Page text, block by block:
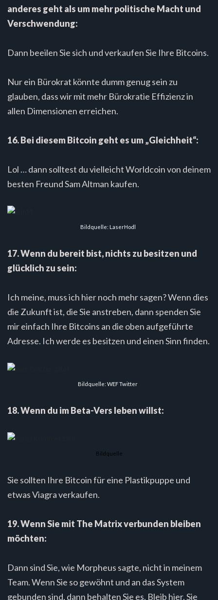
anderes geht als um mehr politische Macht und
Verschwendung:
Dann beeilen Sie sich und verkaufen Sie Ihre Bitcoins.
Nur ein Bürokrat könnte dumm genug sein zu
glauben, dass wir mit mehr Bürokratie Effizienz in
allen Dimensionen erreichen.
16. Bei diesem Bitcoin geht es um „Gleichheit“:
Lol … dann solltest du vielleicht Worldcoin von deinem
besten Freund Sam Altman kaufen.
Bildquelle: LaserHodl
17. Wenn du bereit bist, nichts zu besitzen und
glücklich zu sein:
Ich meine, muss ich hier noch mehr sagen? Wenn dies
die Zukunft ist, die Sie anstreben, dann spenden Sie
mir einfach Ihre Bitcoins an die oben aufgeführte
Adresse. Ich werde es besitzen und einen Sinn finden.
Bildquelle: WEF Twitter
18. Wenn du im Beta-Vers leben willst:
Bildquelle
Sie sollten Ihre Bitcoin für eine Plastikpuppe und
etwas Viagra verkaufen.
19. Wenn Sie mit The Matrix verbunden bleiben
möchten:
Dann sind Sie, wie Morpheus sagte, nicht in meinem
Team. Wenn Sie so gewöhnt und an das System
gebunden sind, dann behalten Sie es. Bleib hier. Sie